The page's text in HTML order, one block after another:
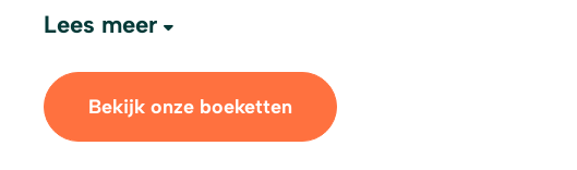
Lees meer
Bekijk onze boeketten